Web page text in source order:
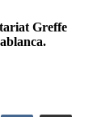
Greffe